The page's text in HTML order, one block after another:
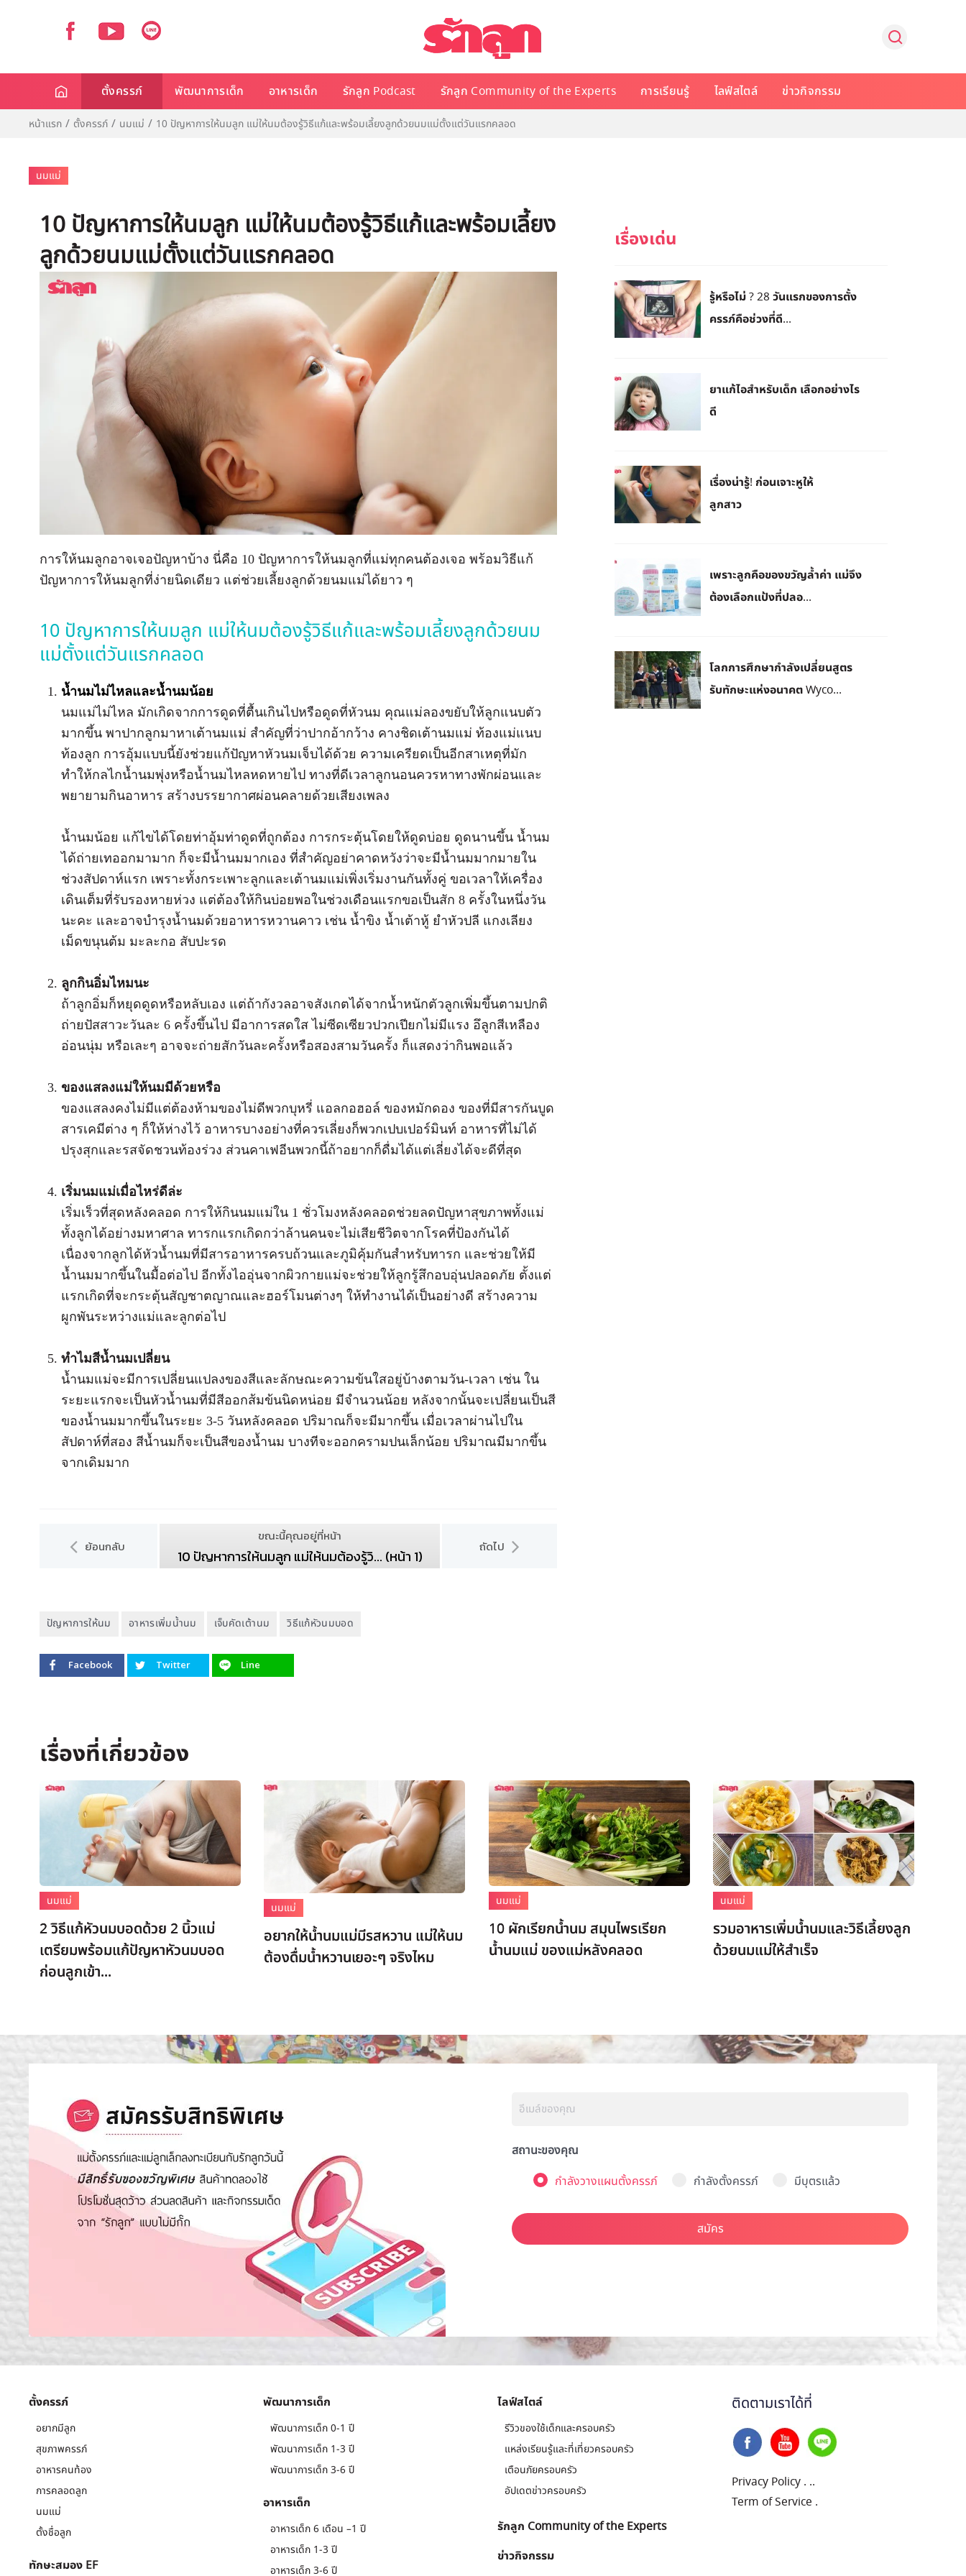
ตั้งครรภ์ พัฒนาการเด็ก อาหารเด็ก รักลูก Podcast รักลูก Community of the Experts การเรียนรู้ ไลฟ์สไตล์ ข่าวกิจกรรม
หน้าแรก ตั้งครรภ์ นมแม่ 10 ปัญหาการให้นมลูก แม่ให้นมต้องรู้วิธีแก้และพร้อมเลี้ยงลูกด้วยนมแม่ตั้งแต่วันแรกคลอด
นมแม่
10 ปัญหาการให้นมลูก แม่ให้นมต้องรู้วิธีแก้และพร้อมเลี้ยง
ลูกด้วยนมแม่ตั้งแต่วันแรกคลอด
การให้นมลูกอาจเจอปัญหาบ้าง นี่คือ 10 ปัญหาการให้นมลูกที่แม่ทุกคนต้องเจอ พร้อมวิธีแก้
ปัญหาการให้นมลูกที่ง่ายนิดเดียว แต่ช่วยเลี้ยงลูกด้วยนมแม่ได้ยาว ๆ
10 ปัญหาการให้นมลูก แม่ให้นมต้องรู้วิธีแก้และพร้อมเลี้ยงลูกด้วยนม
แม่ตั้งแต่วันแรกคลอด
น้ำนมไม่ไหลและน้ำนมน้อย
นมแม่ไม่ไหล มักเกิดจากการดูดที่ตื้นเกินไปหรือดูดที่หัวนม คุณแม่ลองขยับให้ลูกแนบตัว
มากขึ้น พาปากลูกมาหาเต้านมแม่ สำคัญที่ว่าปากอ้ากว้าง คางชิดเต้านมแม่ ท้องแม่แนบ
ท้องลูก การอุ้มแบบนี้ยังช่วยแก้ปัญหาหัวนมเจ็บได้ด้วย ความเครียดเป็นอีกสาเหตุที่มัก
ทำให้กลไกน้ำนมพุ่งหรือน้ำนมไหลหดหายไป ทางที่ดีเวลาลูกนอนควรหาทางพักผ่อนและ
พยายามกินอาหาร สร้างบรรยากาศผ่อนคลายด้วยเสียงเพลง
น้ำนมน้อย แก้ไขได้โดยท่าอุ้มท่าดูดที่ถูกต้อง การกระตุ้นโดยให้ดูดบ่อย ดูดนานขึ้น น้ำนม
ได้ถ่ายเทออกมามาก ก็จะมีน้ำนมมากเอง ที่สำคัญอย่าคาดหวังว่าจะมีน้ำนมมากมายใน
ช่วงสัปดาห์แรก เพราะทั้งกระเพาะลูกและเต้านมแม่เพิ่งเริ่มงานกันทั้งคู่ ขอเวลาให้เครื่อง
เดินเต็มที่รับรองหายห่วง แต่ต้องให้กินบ่อยพอในช่วงเดือนแรกขอเป็นสัก 8 ครั้งในหนึ่งวัน
นะคะ และอาจบำรุงน้ำนมด้วยอาหารหวานคาว เช่น น้ำขิง น้ำเต้าหู้ ยำหัวปลี แกงเลียง
เม็ดขนุนต้ม มะละกอ สับปะรด
ลูกกินอิ่มไหมนะ
ถ้าลูกอิ่มก็หยุดดูดหรือหลับเอง แต่ถ้ากังวลอาจสังเกตได้จากน้ำหนักตัวลูกเพิ่มขึ้นตามปกติ
ถ่ายปัสสาวะวันละ 6 ครั้งขึ้นไป มีอาการสดใส ไม่ซีดเซียวปวกเปียกไม่มีแรง อึลูกสีเหลือง
อ่อนนุ่ม หรือเละๆ อาจจะถ่ายสักวันละครั้งหรือสองสามวันครั้ง ก็แสดงว่ากินพอแล้ว
ของแสลงแม่ให้นมมีด้วยหรือ
ของแสลงคงไม่มีแต่ต้องห้ามของไม่ดีพวกบุหรี่ แอลกอฮอล์ ของหมักดอง ของที่มีสารกันบูด
สารเคมีต่าง ๆ ก็ให้ห่างไว้ อาหารบางอย่างที่ควรเลี่ยงก็พวกเปบเปอร์มินท์ อาหารที่ไม่ได้
ปรุงสุกและรสจัดชวนท้องร่วง ส่วนคาเฟอีนพวกนี้ถ้าอยากก็ดื่มได้แต่เลี่ยงได้จะดีที่สุด
เริ่มนมแม่เมื่อไหร่ดีล่ะ
เริ่มเร็วที่สุดหลังคลอด การให้กินนมแม่ใน 1 ชั่วโมงหลังคลอดช่วยลดปัญหาสุขภาพทั้งแม่
ทั้งลูกได้อย่างมหาศาล ทารกแรกเกิดกว่าล้านคนจะไม่เสียชีวิตจากโรคที่ป้องกันได้
เนื่องจากลูกได้หัวน้ำนมที่มีสารอาหารครบถ้วนและภูมิคุ้มกันสำหรับทารก และช่วยให้มี
น้ำนมมากขึ้นในมื้อต่อไป อีกทั้งไออุ่นจากผิวกายแม่จะช่วยให้ลูกรู้สึกอบอุ่นปลอดภัย ตั้งแต่
แรกเกิดที่จะกระตุ้นสัญชาตญาณและฮอร์โมนต่างๆ ให้ทำงานได้เป็นอย่างดี สร้างความ
ผูกพันระหว่างแม่และลูกต่อไป
ทำไมสีน้ำนมเปลี่ยน
น้ำนมแม่จะมีการเปลี่ยนแปลงของสีและลักษณะความข้นใสอยู่บ้างตามวัน-เวลา เช่น ใน
ระยะแรกจะเป็นหัวน้ำนมที่มีสีออกส้มข้นนิดหน่อย มีจำนวนน้อย หลังจากนั้นจะเปลี่ยนเป็นสี
ของน้ำนมมากขึ้นในระยะ 3-5 วันหลังคลอด ปริมาณก็จะมีมากขึ้น เมื่อเวลาผ่านไปใน
สัปดาห์ที่สอง สีน้ำนมก็จะเป็นสีของน้ำนม บางทีจะออกครามปนเล็กน้อย ปริมาณมีมากขึ้น
จากเดิมมาก
ย้อนกลับ
ขณะนี้คุณอยู่ที่หน้า
10 ปัญหาการให้นมลูก แม่ให้นมต้องรู้วิ... (หน้า 1)
ถัดไป
ปัญหาการให้นม อาหารเพิ่มน้ำนม เจ็บคัดเต้านม วิธีแก้หัวนมบอด
Facebook Twitter Line
​รู้หรือไม่ ? 28 วันแรกของการตั้ง
ครรภ์คือช่วงที่ดี...
ยาแก้ไอสำหรับเด็ก เลือกอย่างไร
ดี
เรื่องน่ารู้! ก่อนเจาะหูให้
ลูกสาว
เพราะลูกคือของขวัญล้ำค่า แม่จึง
ต้องเลือกแป้งที่ปลอ...
โลกการศึกษากำลังเปลี่ยนสูตร
รับทักษะแห่งอนาคต Wyco...
นมแม่
2 วิธีแก้หัวนมบอดด้วย 2 นิ้วแม่
เตรียมพร้อมแก้ปัญหาหัวนมบอด
ก่อนลูกเข้า...
นมแม่
อยากให้น้ำนมแม่มีรสหวาน แม่ให้นม
ต้องดื่มน้ำหวานเยอะๆ จริงไหม
นมแม่
10 ผักเรียกนํ้านม สมุนไพรเรียก
น้ำนมแม่ ของแม่หลังคลอด
นมแม่
รวมอาหารเพิ่มน้ำนมและวิธีเลี้ยงลูก
ด้วยนมแม่ให้สำเร็จ
สถานะของคุณ
กำลังวางแผนตั้งครรภ์
กำลังตั้งครรภ์ มีบุตรแล้ว
สมัคร
ตั้งครรภ์
อยากมีลูก
สุขภาพครรภ์
อาหารคนท้อง
การคลอดลูก
นมแม่
ตั้งชื่อลูก
ทักษะสมอง EF
พัฒนาการเด็ก
พัฒนาการเด็ก 0-1 ปี
พัฒนาการเด็ก 1-3 ปี
พัฒนาการเด็ก 3-6 ปี
อาหารเด็ก
อาหารเด็ก 6 เดือน –1 ปี
อาหารเด็ก 1-3 ปี
อาหารเด็ก 3-6 ปี
ไลฟ์สไตล์
รีวิวของใช้เด็กและครอบครัว
แหล่งเรียนรู้และที่เที่ยวครอบครัว
เตือนภัยครอบครัว
อัปเดตข่าวครอบครัว
รักลูก Community of the Experts
ข่าวกิจกรรม
ติดตามเราได้ที่
Privacy Policy . ..
Term of Service .